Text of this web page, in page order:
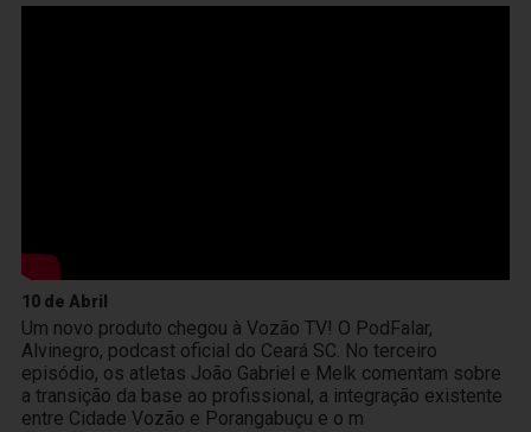
10 de Abril
Um novo produto chegou à Vozão TV! O PodFalar,
Alvinegro, podcast oficial do Ceará SC. No terceiro
episódio, os atletas João Gabriel e Melk comentam sobre
a transição da base ao profissional, a integração existente
entre Cidade Vozão e Porangabuçu e o m